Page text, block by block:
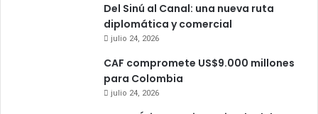
Del Sinú al Canal: una nueva ruta
diplomática y comercial
julio 24, 2026
CAF compromete US$9.000 millones
para Colombia
julio 24, 2026